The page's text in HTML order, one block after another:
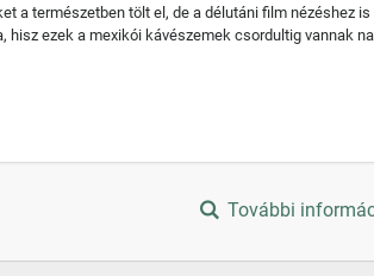
a természetben tölt el, de a délutáni film nézéshez
hisz ezek a mexikói kávészemek csordultig vannak
További